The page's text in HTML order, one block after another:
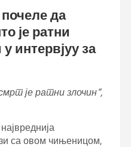
да
је ратни
интервјуу за
је ратни злочин“,
са овом чињеницом,